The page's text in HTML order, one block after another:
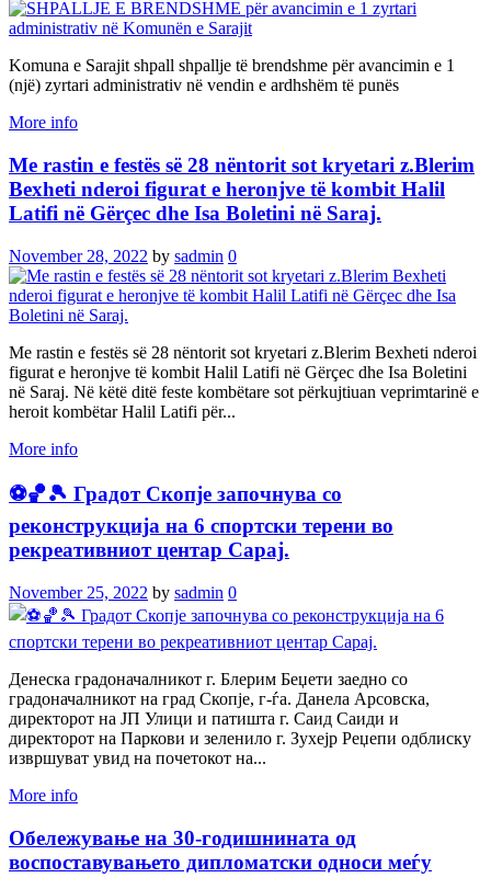
Komuna e Sarajit shpall shpallje të brendshme për avancimin e 1
(një) zyrtari administrativ në vendin e ardhshëm të punës
More info
Me rastin e festës së 28 nëntorit sot kryetari z.Blerim
Bexheti nderoi figurat e heronjve të kombit Halil
Latifi në Gërçec dhe Isa Boletini në Saraj.
November 28, 2022 by sadmin 0
Me rastin e festës së 28 nëntorit sot kryetari z.Blerim Bexheti nderoi
figurat e heronjve të kombit Halil Latifi në Gërçec dhe Isa Boletini
në Saraj. Në këtë ditë feste kombëtare sot përkujtiuan veprimtarinë e
heroit kombëtar Halil Latifi për...
More info
⚽️🏀🎾 Градот Скопје започнува со
реконструкција на 6 спортски терени во
рекреативниот центар Сарај.
November 25, 2022 by sadmin 0
Денеска градоначалникот г. Блерим Беџети заедно со
градоначалникот на град Скопје, г-ѓа. Данела Арсовска,
директорот на ЈП Улици и патишта г. Саид Саиди и
директорот на Паркови и зеленило г. Зухејр Реџепи одблиску
извршуват увид на почетокот на...
More info
Oбележување на 30-годишнината од
воспоставувањето дипломатски односи меѓу